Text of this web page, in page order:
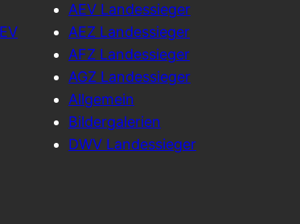
AEV Landessieger
AEZ Landessieger
AFZ Landessieger
AGZ Landessieger
Allgemein
Bildergalerien
DWV Landessieger